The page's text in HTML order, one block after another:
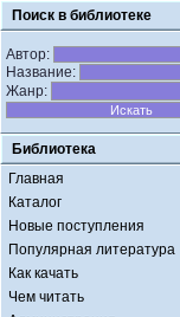
Поиск в библиотеке
Автор:
Название:
Жанр:
Библиотека
Главная
Каталог
Новые поступления
Популярная литература
Как качать
Чем читать